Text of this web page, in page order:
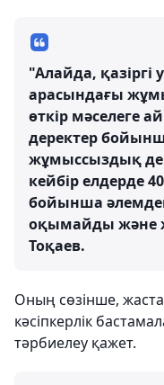
"Алайда,
арасындағы
өткір мәселеге
деректер
жұмыссыздық
кейбір елдерде
бойынша
оқымайды және
Тоқаев.
Оның сөзінше,
кәсіпкерлік
тәрбиелеу қажет.